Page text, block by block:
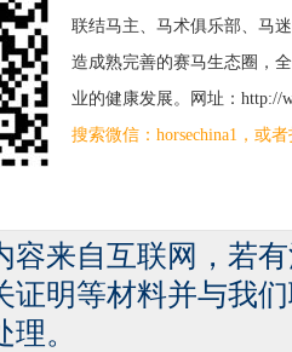
联结马主、马术俱乐部、马
造成熟完善的赛马生态圈，
业的健康发展。网址：http://
搜索微信：horsechina1，或
容来自互联网，若
证明等材料并与我
。